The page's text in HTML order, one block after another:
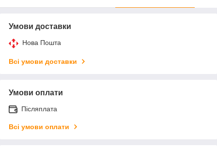
Умови доставки
Нова Пошта
Всі умови доставки
Умови оплати
Післяплата
Всі умови оплати